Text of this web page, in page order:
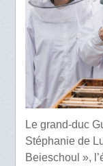
Le grand-duc
Stéphanie de
Beieschoul »,